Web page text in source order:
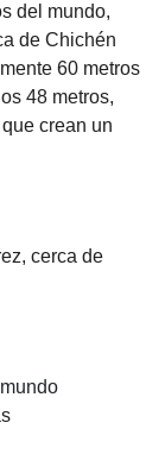
del mundo,
de Chichén
60 metros
48 metros,
crean un
cerca de